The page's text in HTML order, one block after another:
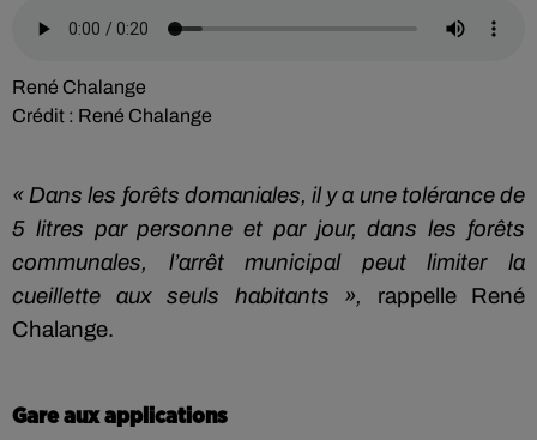
René Chalange
Crédit : René Chalange
« Dans les forêts domaniales, il y a une tolérance de
5 litres par personne et par jour, dans les forêts
communales, l’arrêt municipal peut limiter la
cueillette aux seuls habitants », rappelle René
Chalange.
Gare aux applications